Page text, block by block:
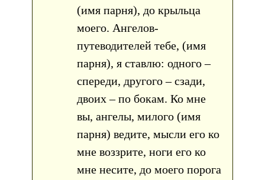
(имя парня), до крыльца
моего. Ангелов-
путеводителей тебе, (имя
парня), я ставлю: одного –
спереди, другого – сзади,
двоих – по бокам. Ко мне
вы, ангелы, милого (имя
парня) ведите, мысли его ко
мне воззрите, ноги его ко
мне несите, до моего порога